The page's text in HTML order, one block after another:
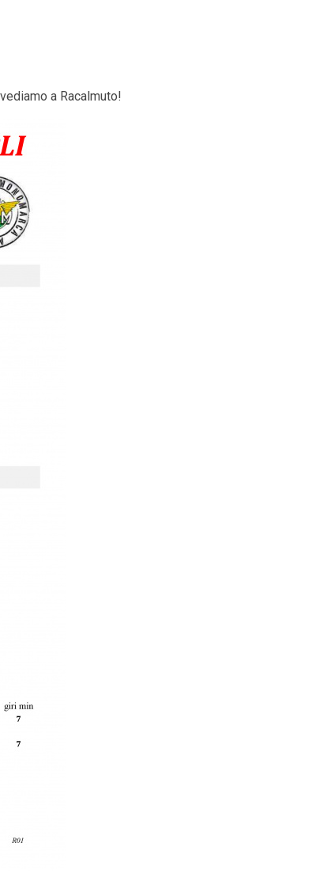
a Racalmuto!